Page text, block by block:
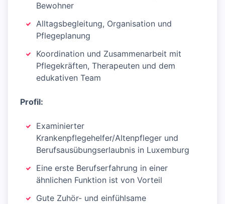
Bewohner
Alltagsbegleitung, Organisation und
Pflegeplanung
Koordination und Zusammenarbeit mit
Pflegekräften, Therapeuten und dem
edukativen Team
Profil:
Examinierter
Krankenpflegehelfer/Altenpfleger und
Berufsausübungserlaubnis in Luxemburg
Eine erste Berufserfahrung in einer
ähnlichen Funktion ist von Vorteil
Gute Zuhör- und einfühlsame